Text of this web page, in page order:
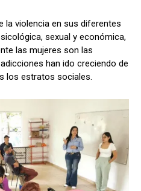
la violencia en sus diferentes
sexual y económica,
las mujeres son las
han ido creciendo de
los estratos sociales.